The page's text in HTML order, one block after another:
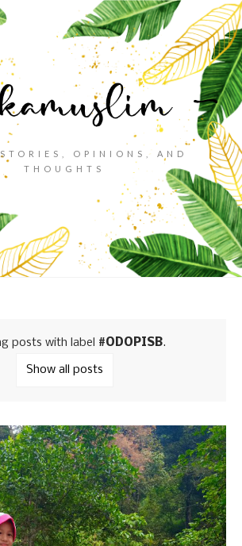
OPINIONS, AND
THOUGHTS
posts with label #ODOPISB.
Show all posts